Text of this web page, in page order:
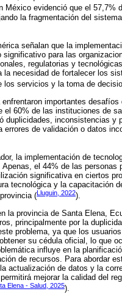
evidenció que el 57,7%
la fragmentación del
señalan que la
para las
regulatorias y
necesidad de fortalecer los
los servicios y la toma de
importantes
el 60% de las instituciones de
duplicidades, inconsistencias y
de validación o datos
la implementación de
el 44% de las personas
significativa en ciertos
tecnológica y la capacitación
( Lluguin, 2022).
la provincia de Santa Elena,
principalmente por la
problema, ya que los
su cédula oficial, lo que
influye en la
de recursos. Para abordar
actualización de datos y la
mejorar la calidad del
Elena - Salud, 2025).